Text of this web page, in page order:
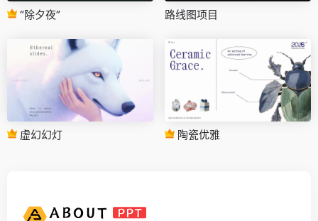
“除夕夜” 路线图项目
虚幻幻灯 陶瓷优雅